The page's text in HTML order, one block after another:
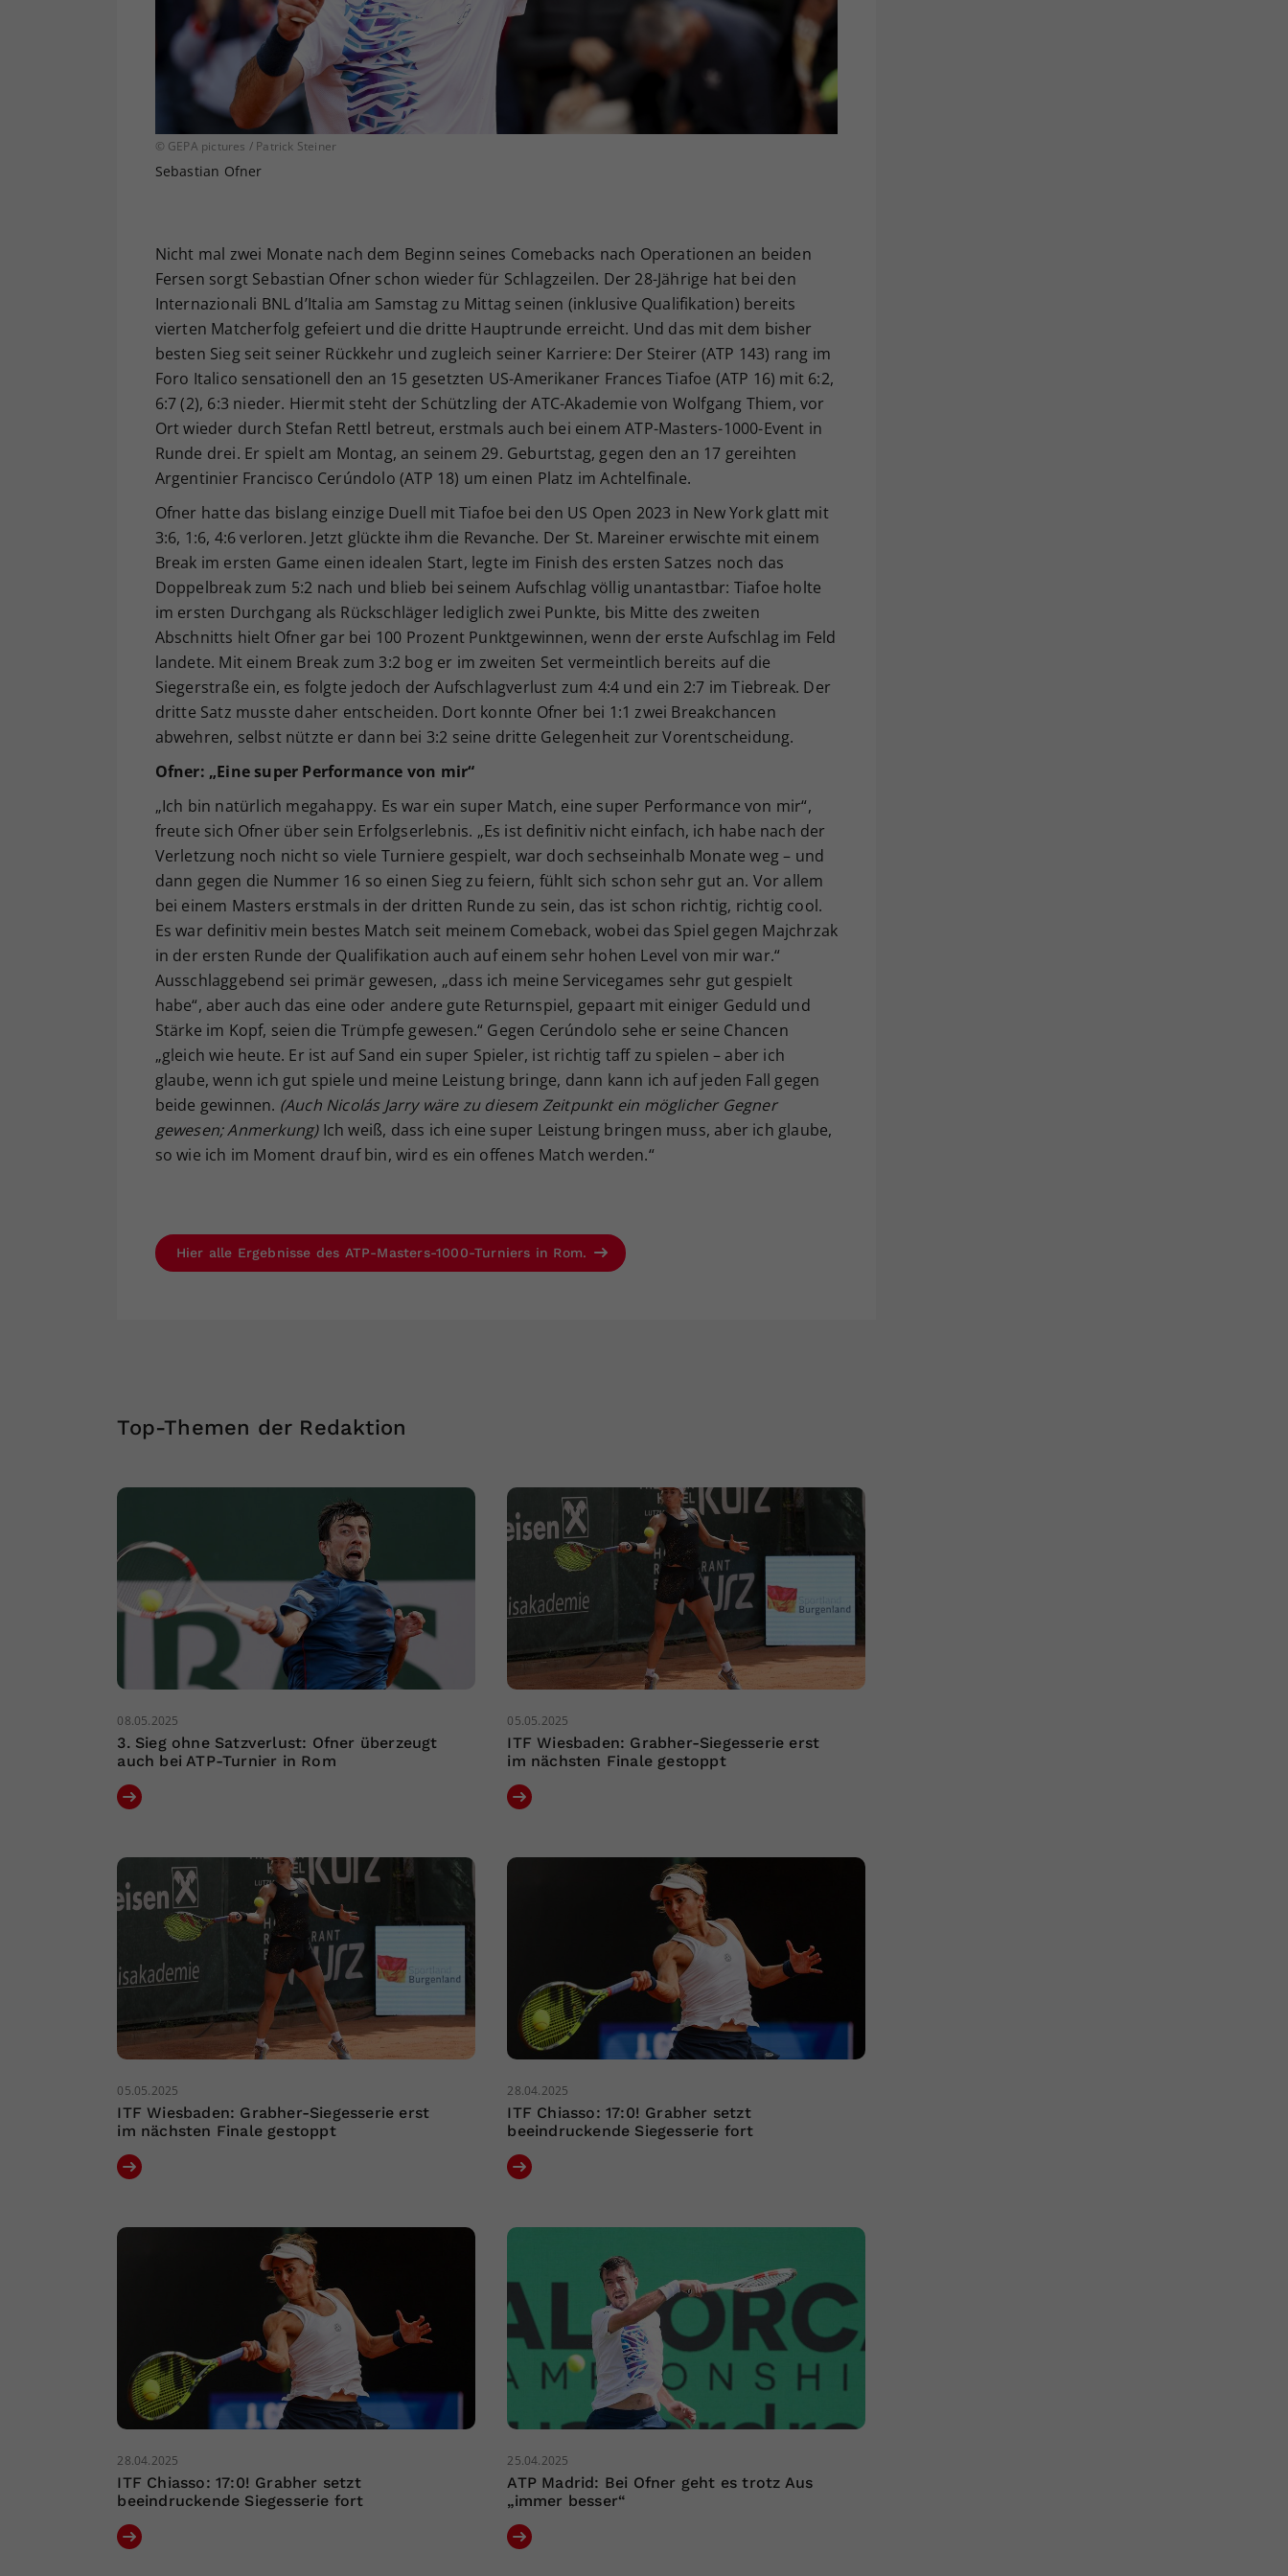
© GEPA pictures / Patrick Steiner
Sebastian Ofner
Nicht mal zwei Monate nach dem Beginn seines Comebacks nach Operationen an beiden
Fersen sorgt Sebastian Ofner schon wieder für Schlagzeilen. Der 28-Jährige hat bei den
Internazionali BNL d’Italia am Samstag zu Mittag seinen (inklusive Qualifikation) bereits
vierten Matcherfolg gefeiert und die dritte Hauptrunde erreicht. Und das mit dem bisher
besten Sieg seit seiner Rückkehr und zugleich seiner Karriere: Der Steirer (ATP 143) rang im
Foro Italico sensationell den an 15 gesetzten US-Amerikaner Frances Tiafoe (ATP 16) mit 6:2,
6:7 (2), 6:3 nieder. Hiermit steht der Schützling der ATC-Akademie von Wolfgang Thiem, vor
Ort wieder durch Stefan Rettl betreut, erstmals auch bei einem ATP-Masters-1000-Event in
Runde drei. Er spielt am Montag, an seinem 29. Geburtstag, gegen den an 17 gereihten
Argentinier Francisco Cerúndolo (ATP 18) um einen Platz im Achtelfinale.
Ofner hatte das bislang einzige Duell mit Tiafoe bei den US Open 2023 in New York glatt mit
3:6, 1:6, 4:6 verloren. Jetzt glückte ihm die Revanche. Der St. Mareiner erwischte mit einem
Break im ersten Game einen idealen Start, legte im Finish des ersten Satzes noch das
Doppelbreak zum 5:2 nach und blieb bei seinem Aufschlag völlig unantastbar: Tiafoe holte
im ersten Durchgang als Rückschläger lediglich zwei Punkte, bis Mitte des zweiten
Abschnitts hielt Ofner gar bei 100 Prozent Punktgewinnen, wenn der erste Aufschlag im Feld
landete. Mit einem Break zum 3:2 bog er im zweiten Set vermeintlich bereits auf die
Siegerstraße ein, es folgte jedoch der Aufschlagverlust zum 4:4 und ein 2:7 im Tiebreak. Der
dritte Satz musste daher entscheiden. Dort konnte Ofner bei 1:1 zwei Breakchancen
abwehren, selbst nützte er dann bei 3:2 seine dritte Gelegenheit zur Vorentscheidung.
Ofner: „Eine super Performance von mir“
„Ich bin natürlich megahappy. Es war ein super Match, eine super Performance von mir“,
freute sich Ofner über sein Erfolgserlebnis. „Es ist definitiv nicht einfach, ich habe nach der
Verletzung noch nicht so viele Turniere gespielt, war doch sechseinhalb Monate weg – und
dann gegen die Nummer 16 so einen Sieg zu feiern, fühlt sich schon sehr gut an. Vor allem
bei einem Masters erstmals in der dritten Runde zu sein, das ist schon richtig, richtig cool.
Es war definitiv mein bestes Match seit meinem Comeback, wobei das Spiel gegen Majchrzak
in der ersten Runde der Qualifikation auch auf einem sehr hohen Level von mir war.“
Ausschlaggebend sei primär gewesen, „dass ich meine Servicegames sehr gut gespielt
habe“, aber auch das eine oder andere gute Returnspiel, gepaart mit einiger Geduld und
Stärke im Kopf, seien die Trümpfe gewesen.“ Gegen Cerúndolo sehe er seine Chancen
„gleich wie heute. Er ist auf Sand ein super Spieler, ist richtig taff zu spielen – aber ich
glaube, wenn ich gut spiele und meine Leistung bringe, dann kann ich auf jeden Fall gegen
beide gewinnen. (Auch Nicolás Jarry wäre zu diesem Zeitpunkt ein möglicher Gegner
gewesen; Anmerkung)Ich weiß, dass ich eine super Leistung bringen muss, aber ich glaube,
so wie ich im Moment drauf bin, wird es ein offenes Match werden.“
Hier alle Ergebnisse des ATP-Masters-1000-Turniers in Rom.
Top-Themen der Redaktion
08.05.2025
3. Sieg ohne Satzverlust: Ofner überzeugt
auch bei ATP-Turnier in Rom
05.05.2025
ITF Wiesbaden: Grabher-Siegesserie erst
im nächsten Finale gestoppt
05.05.2025
ITF Wiesbaden: Grabher-Siegesserie erst
im nächsten Finale gestoppt
28.04.2025
ITF Chiasso: 17:0! Grabher setzt
beeindruckende Siegesserie fort
28.04.2025
ITF Chiasso: 17:0! Grabher setzt
beeindruckende Siegesserie fort
25.04.2025
ATP Madrid: Bei Ofner geht es trotz Aus
„immer besser“
Ihrer vorgenommen Einstellungen, falls der
Webseiten-Betreiber dies eingestellt hat.